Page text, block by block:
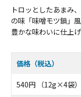
トロッとしたあまみ
の味「味噌モツ鍋」
豊かな味わいに仕上げ
価格（税込）
540円 （12g×4袋）